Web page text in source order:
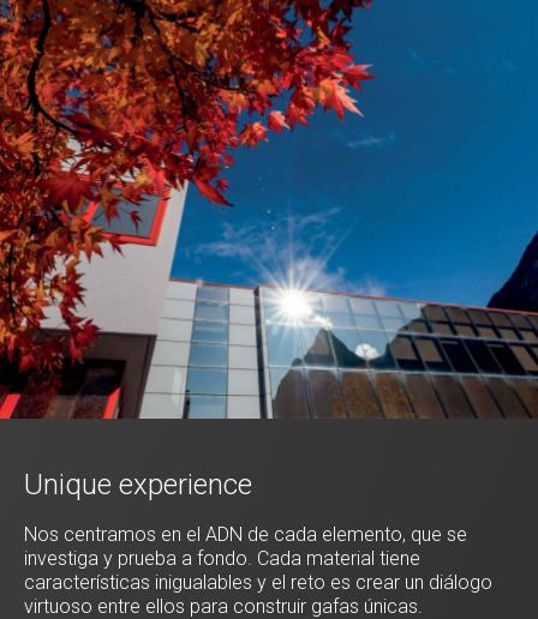
Unique experience
Nos centramos en el ADN de cada elemento, que se
investiga y prueba a fondo. Cada material tiene
características inigualables y el reto es crear un diálogo
virtuoso entre ellos para construir gafas únicas.